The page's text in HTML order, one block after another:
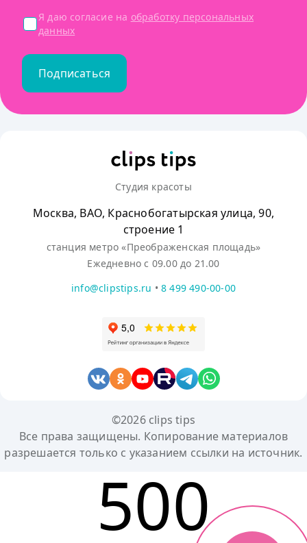
Я даю согласие на обработку персональных
данных
Подписаться
Студия красоты
Москва, ВАО, Краснобогатырская улица, 90,
строение 1
станция метро «Преображенская площадь»
Ежедневно с 09.00 до 21.00
info@clipstips.ru • 8 499 490-00-00
©2026 clips tips
Все права защищены. Копирование материалов
разрешается только с указанием ссылки на источник.
500